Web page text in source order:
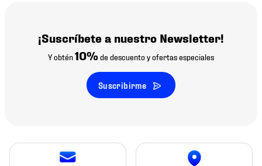
¡Suscríbete a nuestro Newsletter!
Y obtén10% de descuento y ofertas especiales
Suscribirme